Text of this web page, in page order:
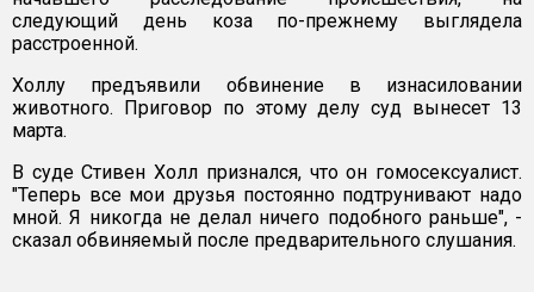
следующий день коза по-прежнему выглядела
расстроенной.
Холлу предъявили обвинение в изнасиловании
животного. Приговор по этому делу суд вынесет 13
марта.
В суде Стивен Холл признался, что он гомосексуалист.
"Теперь все мои друзья постоянно подтрунивают надо
мной. Я никогда не делал ничего подобного раньше", -
сказал обвиняемый после предварительного слушания.